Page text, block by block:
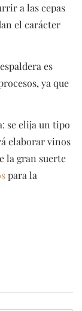
a las cepas
el carácter
es
ya que
se elija un tipo
elaborar vinos
la gran suerte
para la